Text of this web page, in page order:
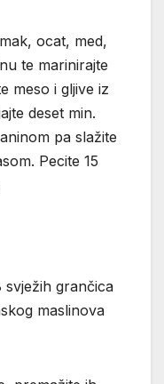
ocat, med,
te marinirajte
meso i gljive iz
deset min.
pa slažite
Pecite 15
grančica
maslinova